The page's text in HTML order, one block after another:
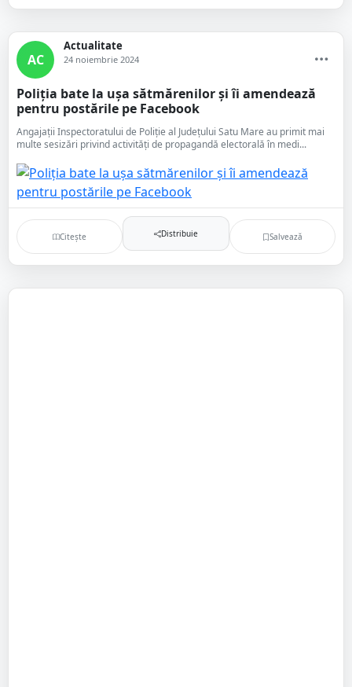
AC
Actualitate
24 noiembrie 2024
Poliția bate la ușa sătmărenilor și îi amendează
pentru postările pe Facebook
Angajații Inspectoratului de Poliție al Județului Satu Mare au primit mai
multe sesizări privind activități de propagandă electorală în medi...
Citește Distribuie Salvează